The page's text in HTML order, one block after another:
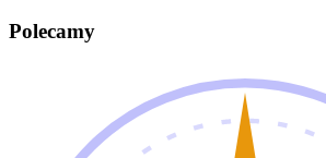
Polecamy